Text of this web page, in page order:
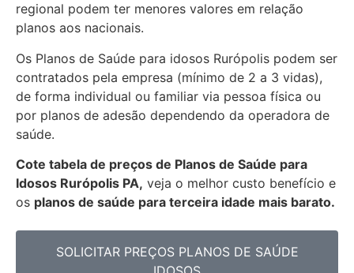
regional podem ter menores valores em relação
planos aos nacionais.
Os Planos de Saúde para idosos Rurópolis podem ser
contratados pela empresa (mínimo de 2 a 3 vidas),
de forma individual ou familiar via pessoa física ou
por planos de adesão dependendo da operadora de
saúde.
Cote tabela de preços de Planos de Saúde para
Idosos Rurópolis PA, veja o melhor custo benefício e
os planos de saúde para terceira idade mais barato.
SOLICITAR PREÇOS PLANOS DE SAÚDE